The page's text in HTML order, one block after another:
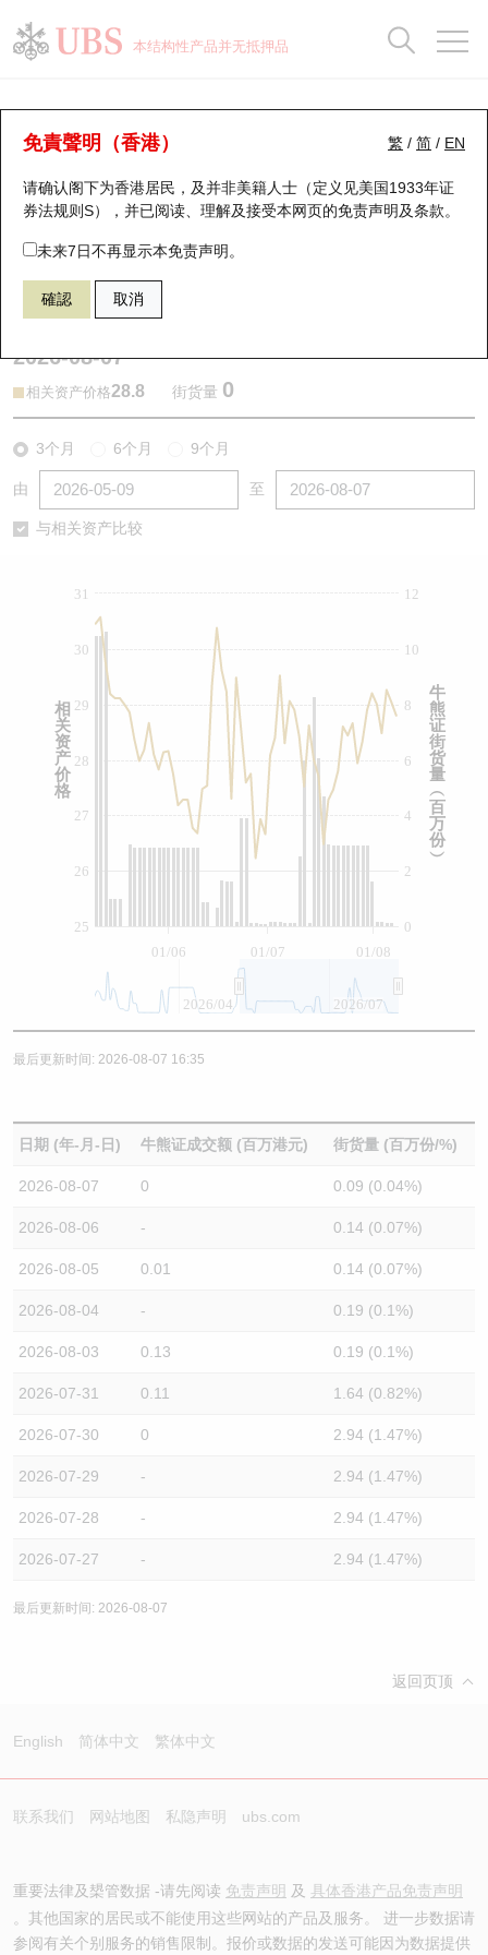
本结构性产品并无抵押品
繁 / 简 / EN
免責聲明（香港）
请确认阁下为香港居民，及并非美籍人士（定义见美国1933年证
券法规则S），并已阅读、理解及接受本网页的免责声明及条款。
未来7日不再显示本免责声明。
確認 取消
牛熊证分析仪
表现 街货统计 比较
56360 瑞银熊证 2628 中国人寿
2026-08-07
相关资产价格28.8 街货量 0
3个月 6个月 9个月
由 至
与相关资产比较
01/07
01/06 01/08
0
10
2
4
6
8
12
26
28
30
25
27
29
31
2026/04 2026/07
牛
熊
证
街
货
量
︵
百
万
份
︶
相
关
资
产
价
格
最后更新时间: 2026-08-07 16:35
日期 (年-月-日) 牛熊证成交额 (百万港元) 街货量 (百万份/%)
2026-08-07 0 0.09 (0.04%)
2026-08-06 - 0.14 (0.07%)
2026-08-05 0.01 0.14 (0.07%)
2026-08-04 - 0.19 (0.1%)
2026-08-03 0.13 0.19 (0.1%)
2026-07-31 0.11 1.64 (0.82%)
2026-07-30 0 2.94 (1.47%)
2026-07-29 - 2.94 (1.47%)
2026-07-28 - 2.94 (1.47%)
2026-07-27 - 2.94 (1.47%)
最后更新时间: 2026-08-07
返回页顶
English 简体中文 繁体中文
联系我们 网站地图 私隐声明 ubs.com
重要法律及槼管数据 -请先阅读 免责声明 及 具体香港产品免责声明
。其他国家的居民或不能使用这些网站的产品及服务。 进一步数据请
参阅有关个别服务的销售限制。报价或数据的发送可能因为数据提供
瑞银认股证一览
新发行瑞银认股证
即将到期认股证
认股证到期结算价查找
认股证分析仪
认股证/牛熊证日志
认股证文件及公告 (瑞信)
街货统计
比较
牛熊全景快搜
牛熊证搜寻
牛熊证街货分布图
正股牛熊证列表
新发行瑞银牛熊证
牛熊证到期结算价查找
牛熊证速算机
牛熊证文件及公告
牛熊证文件及公告 (瑞信)
街货统计
比较
十大升幅/跌幅
十大认股证成交分布
十天股证占大市成交
资金流
街货统计
正股分析仪
二十大活跃股份
恒指成份股
国指成份股
科指成份股
中资ETFs溢价比较
即市板块表现
收市竞价变化
持股比重
显示所有持股比重
每月轮证大市专题
轮证专栏
讲座及教育短片
认股证投资者教育
牛熊证投资者教育